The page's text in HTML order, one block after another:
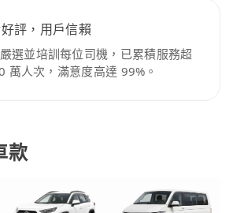
評，用戶信賴
選並培訓每位司機，已累積服務超
萬人次，滿意度高達 99%。
款